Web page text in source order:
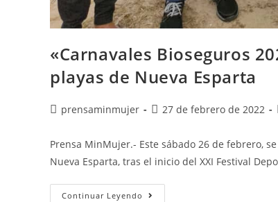
«Carnavales Bioseguros
playas de Nueva Esparta
prensaminmujer 27 de febrero de 2022
Prensa MinMujer.- Este sábado 26 de febrero,
Nueva Esparta, tras el inicio del XXI Festival
Continuar Leyendo